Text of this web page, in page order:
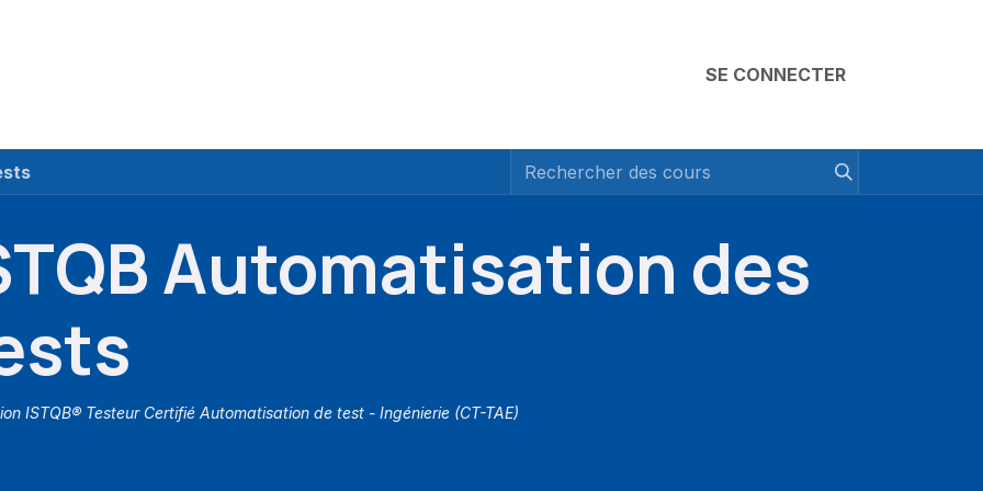
SE CONNECTER
Automatisation des
ISTQB® Testeur Certifié Automatisation de test - Ingénierie (CT-TAE)